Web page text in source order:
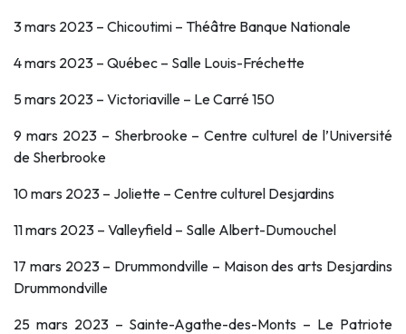
3 mars 2023 – Chicoutimi – Théâtre Banque Nationale
4 mars 2023 – Québec – Salle Louis-Fréchette
5 mars 2023 – Victoriaville – Le Carré 150
9 mars 2023 – Sherbrooke – Centre culturel de l’Université
de Sherbrooke
10 mars 2023 – Joliette – Centre culturel Desjardins
11 mars 2023 – Valleyfield – Salle Albert-Dumouchel
17 mars 2023 – Drummondville – Maison des arts Desjardins
Drummondville
25 mars 2023 – Sainte-Agathe-des-Monts – Le Patriote